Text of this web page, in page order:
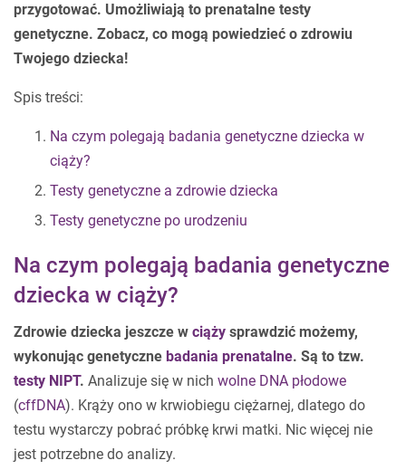
przygotować. Umożliwiają to prenatalne testy
genetyczne. Zobacz, co mogą powiedzieć o zdrowiu
Twojego dziecka!
Spis treści:
Na czym polegają badania genetyczne dziecka w
ciąży?
Testy genetyczne a zdrowie dziecka
Testy genetyczne po urodzeniu
Na czym polegają badania genetyczne
dziecka w ciąży?
Zdrowie dziecka jeszcze w ciąży sprawdzić możemy,
wykonując genetyczne badania prenatalne. Są to tzw.
testy NIPT. Analizuje się w nich wolne DNA płodowe
(cffDNA). Krąży ono w krwiobiegu ciężarnej, dlatego do
testu wystarczy pobrać próbkę krwi matki. Nic więcej nie
jest potrzebne do analizy.